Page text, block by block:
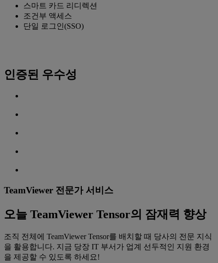
스마트 카드 리디렉션
조건부 액세스
단일 로그인(SSO)
인증된 우수성
TeamViewer 전문가 서비스
오늘 TeamViewer Tensor의 잠재력 향상
조직 전체에 TeamViewer Tensor를 배치할 때 당사의 전문 지식
을 활용합니다. 지금 당장 IT 부서가 업계 선두적인 지원 환경
을 제공할 수 있도록 하세요!